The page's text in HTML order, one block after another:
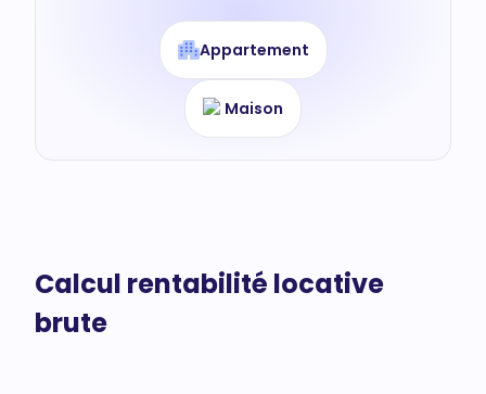
Appartement
Maison
Calcul rentabilité locative
brute